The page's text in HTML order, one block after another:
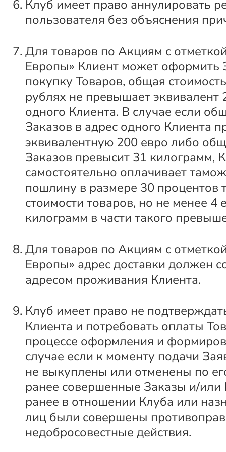
Клуб имеет право аннулировать
пользователя без объяснения
Для товаров по Акциям с
Европы» Клиент может оформить
покупку Товаров, общая
рублях не превышает эквивалент
одного Клиента. В случае если
Заказов в адрес одного Клиента
эквивалентную 200 евро либо
Заказов превысит 31 килограмм,
самостоятельно оплачивает
пошлину в размере 30 процентов
стоимости товаров, но не менее 4
килограмм в части такого
Для товаров по Акциям с
Европы» адрес доставки должен
адресом проживания Клиента.
Клуб имеет право не
Клиента и потребовать оплаты
процессе оформления и
случае если к моменту подачи
не выкуплены или отменены по
ранее совершенные Заказы и/или
ранее в отношении Клуба или
лиц были совершены
недобросовестные действия.